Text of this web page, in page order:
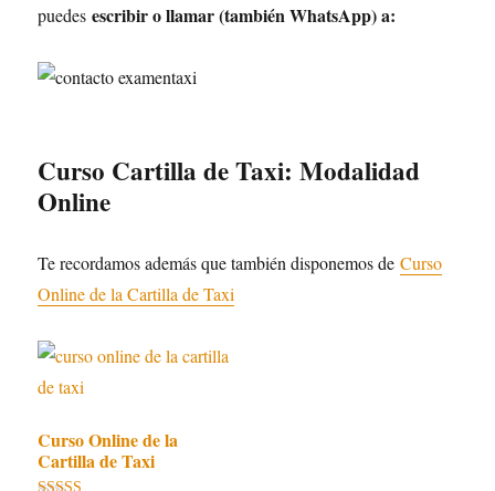
puedesescribir o llamar (también WhatsApp) a:
Curso Cartilla de Taxi: Modalidad
Online
Te recordamos además que también disponemos deCurso
Online de la Cartilla de Taxi
Curso Online de la
Cartilla de Taxi